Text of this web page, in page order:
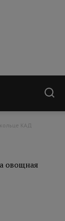
овощная